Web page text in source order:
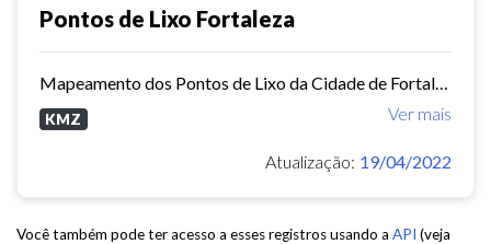
Pontos de Lixo Fortaleza
Ver mais
KMZ
Atualização: 19/04/2022
Você também pode ter acesso a esses registros usando a API (veja